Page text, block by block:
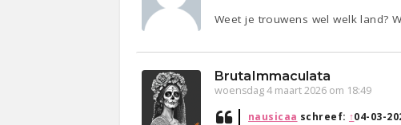
Weet je trouwens wel welk land?
BrutaImmaculata
woensdag 4 maart 2026 om 18:49
nausicaa schreef: ↑04-03-